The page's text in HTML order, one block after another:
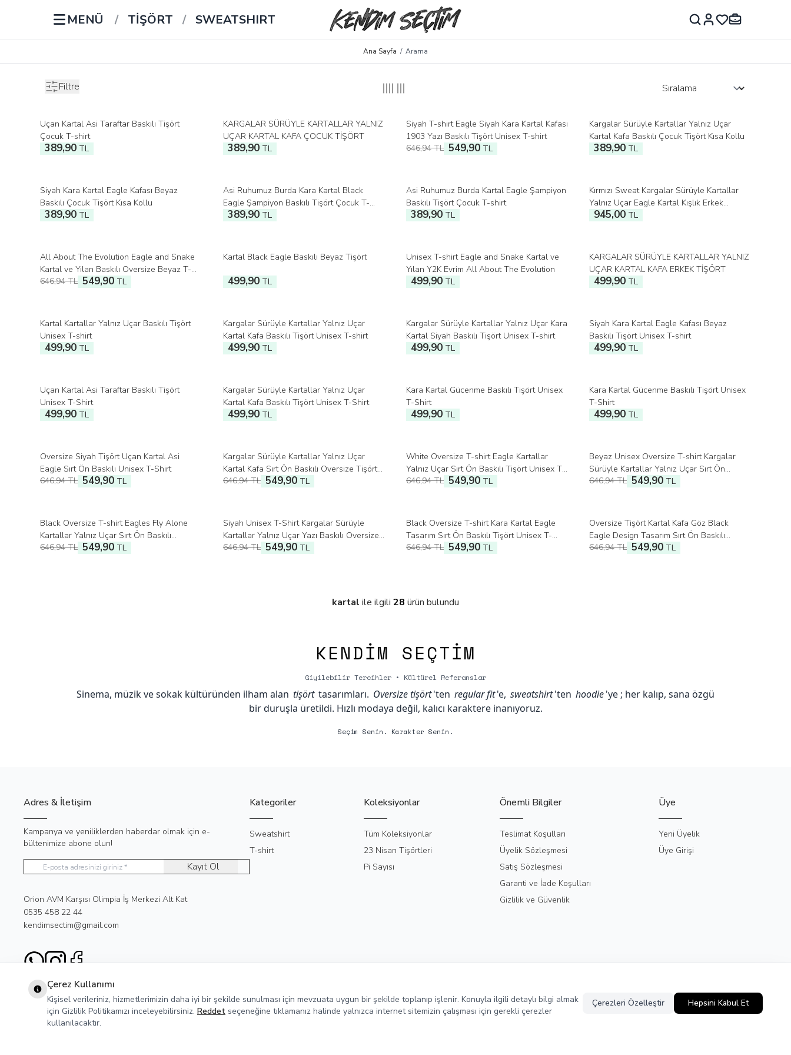
MENÜ / TİŞÖRT / SWEATSHIRT
Ana Sayfa / Arama
Filtre
Uçan Kartal Asi Taraftar Baskılı Tişört
Çocuk T-shirt
389,90 TL
KARGALAR SÜRÜYLE KARTALLAR YALNIZ
UÇAR KARTAL KAFA ÇOCUK TİŞÖRT
389,90 TL
%15İndirim
Siyah T-shirt Eagle Siyah Kara Kartal Kafası
1903 Yazı Baskılı Tişört Unisex T-shirt
646,94TL 549,90 TL
Kargalar Sürüyle Kartallar Yalnız Uçar
Kartal Kafa Baskılı Çocuk Tişört Kısa Kollu
389,90 TL
Siyah Kara Kartal Eagle Kafası Beyaz
Baskılı Çocuk Tişört Kısa Kollu
389,90 TL
Asi Ruhumuz Burda Kara Kartal Black
Eagle Şampiyon Baskılı Tişört Çocuk T-
shirt
389,90 TL
Asi Ruhumuz Burda Kartal Eagle Şampiyon
Baskılı Tişört Çocuk T-shirt
389,90 TL
Kırmızı Sweat Kargalar Sürüyle Kartallar
Yalnız Uçar Eagle Kartal Kışlık Erkek
Sweatshirt
945,00 TL
%15 İndirim
All About The Evolution Eagle and Snake
Kartal ve Yılan Baskılı Oversize Beyaz T-
shirt
646,94TL 549,90 TL
Kartal Black Eagle Baskılı Beyaz Tişört
499,90 TL
Unisex T-shirt Eagle and Snake Kartal ve
Yılan Y2K Evrim All About The Evolution
499,90 TL
KARGALAR SÜRÜYLE KARTALLAR YALNIZ
UÇAR KARTAL KAFA ERKEK TİŞÖRT
499,90 TL
Kartal Kartallar Yalnız Uçar Baskılı Tişört
Unisex T-shirt
499,90 TL
Kargalar Sürüyle Kartallar Yalnız Uçar
Kartal Kafa Baskılı Tişört Unisex T-shirt
499,90 TL
Kargalar Sürüyle Kartallar Yalnız Uçar Kara
Kartal Siyah Baskılı Tişört Unisex T-shirt
499,90 TL
Siyah Kara Kartal Eagle Kafası Beyaz
Baskılı Tişört Unisex T-shirt
499,90 TL
Uçan Kartal Asi Taraftar Baskılı Tişört
Unisex T-Shirt
499,90 TL
Kargalar Sürüyle Kartallar Yalnız Uçar
Kartal Kafa Baskılı Tişört Unisex T-Shirt
499,90 TL
Kara Kartal Gücenme Baskılı Tişört Unisex
T-Shirt
499,90 TL
Kara Kartal Gücenme Baskılı Tişört Unisex
T-Shirt
499,90 TL
%15İndirim
Oversize Siyah Tişört Uçan Kartal Asi
Eagle Sırt Ön Baskılı Unisex T-Shirt
646,94TL 549,90 TL
%15İndirim
Kargalar Sürüyle Kartallar Yalnız Uçar
Kartal Kafa Sırt Ön Baskılı Oversize Tişört
Unisex T-Shirt
646,94TL 549,90 TL
%15İndirim
White Oversize T-shirt Eagle Kartallar
Yalnız Uçar Sırt Ön Baskılı Tişört Unisex T-
Shirt
646,94TL 549,90 TL
%15İndirim
Beyaz Unisex Oversize T-shirt Kargalar
Sürüyle Kartallar Yalnız Uçar Sırt Ön
Baskılı Tişört
646,94TL 549,90 TL
%15İndirim
Black Oversize T-shirt Eagles Fly Alone
Kartallar Yalnız Uçar Sırt Ön Baskılı
Oversize Tişört
646,94TL 549,90 TL
%15İndirim
Siyah Unisex T-Shirt Kargalar Sürüyle
Kartallar Yalnız Uçar Yazı Baskılı Oversize
Tişört
646,94TL 549,90 TL
%15İndirim
Black Oversize T-shirt Kara Kartal Eagle
Tasarım Sırt Ön Baskılı Tişört Unisex T-
Shirt
646,94TL 549,90 TL
%15İndirim
Oversize Tişört Kartal Kafa Göz Black
Eagle Design Tasarım Sırt Ön Baskılı
Unisex T-Shirt
646,94TL 549,90 TL
kartal ile ilgili 28 ürün bulundu
KENDIM SEÇTIM
Giyilebilir Tercihler • Kültürel Referanslar
Sinema, müzik ve sokak kültüründen ilham alan tişört tasarımları. Oversize tişört'ten regular fit'e, sweatshirt'ten hoodie'ye ; her kalıp, sana özgü
bir duruşla üretildi. Hızlı modaya değil, kalıcı karaktere inanıyoruz.
Seçim Senin. Karakter Senin.
Adres & İletişim
Kampanya ve yeniliklerden haberdar olmak için e-
bültenimize abone olun!
Kayıt Ol
Adres
Orion AVM Karşısı Olimpia İş Merkezi Alt Kat
Telefon
0535 458 22 44
E-Posta
kendimsectim@gmail.com
WhatsAppInstagramFacebook
Kategoriler
Sweatshirt
T-shirt
Koleksiyonlar
Tüm Koleksiyonlar
23 Nisan Tişörtleri
Pi Sayısı
Önemli Bilgiler
Teslimat Koşulları
Üyelik Sözleşmesi
Satış Sözleşmesi
Garanti ve İade Koşulları
Gizlilik ve Güvenlik
Üye
Yeni Üyelik
Üye Girişi
Çerez Kullanımı
Kişisel verileriniz, hizmetlerimizin daha iyi bir şekilde sunulması için mevzuata uygun bir şekilde toplanıp işlenir. Konuyla ilgili detaylı bilgi almak
için Gizlilik Politikamızı inceleyebilirsiniz. Reddet seçeneğine tıklamanız halinde yalnızca internet sitemizin çalışması için gerekli çerezler
kullanılacaktır.
Çerezleri Özelleştir Hepsini Kabul Et